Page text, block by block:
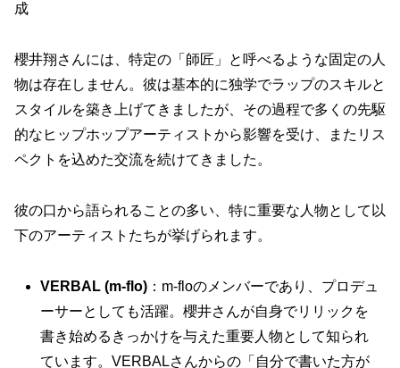
成
櫻井翔さんには、特定の「師匠」と呼べるような固定の人
物は存在しません。彼は基本的に独学でラップのスキルと
スタイルを築き上げてきましたが、その過程で多くの先駆
的なヒップホップアーティストから影響を受け、またリス
ペクトを込めた交流を続けてきました。
彼の口から語られることの多い、特に重要な人物として以
下のアーティストたちが挙げられます。
VERBAL (m-flo) ：m-floのメンバーであり、プロデュ
ーサーとしても活躍。櫻井さんが自身でリリックを
書き始めるきっかけを与えた重要人物として知られ
ています。VERBALさんからの「自分で書いた方が